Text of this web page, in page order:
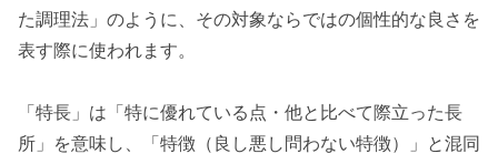
た調理法」のように、その対象ならではの個性的な良さを
表す際に使われます。
「特長」は「特に優れている点・他と比べて際立った長
所」を意味し、「特徴（良し悪し問わない特徴）」と混同